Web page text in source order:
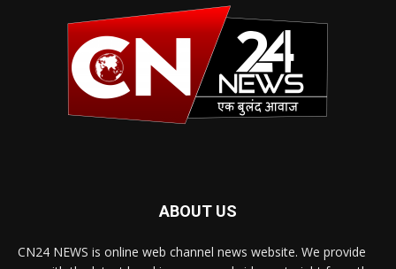
ABOUT US
CN24 NEWS is online web channel news website. We provide